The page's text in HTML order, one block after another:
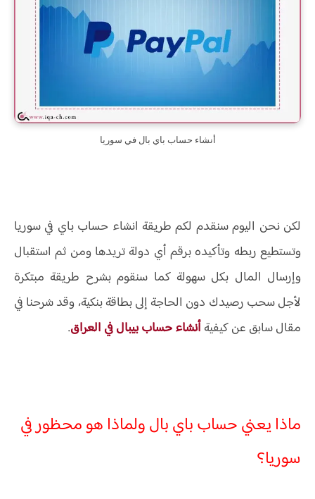
أنشاء حساب باي بال في سوريا
لكن نحن اليوم سنقدم لكم طريقة انشاء حساب باي في سوريا
وتستطيع ربطه وتأكيده برقم أي دولة تريدها ومن ثم استقبال
وإرسال المال بكل سهولة كما سنقوم بشرح طريقة مبتكرة
لأجل سحب رصيدك دون الحاجة إلى بطاقة بنكية، وقد شرحنا في
مقال سابق عن كيفيةأنشاء حساب بيبال في العراق.
ماذا يعني حساب باي بال ولماذا هو محظور في
سوريا؟